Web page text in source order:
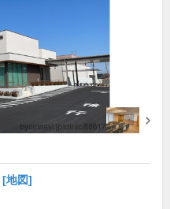
[地図]